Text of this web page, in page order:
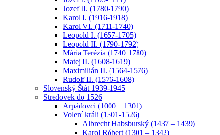
Jozef II. (1780-1790)
Karol I. (1916-1918)
Karol VI. (1711-1740)
Leopold I. (1657-1705)
Leopold II. (1790-1792)
Mária Terézia (1740-1780)
Matej II. (1608-1619)
Maximilián II. (1564-1576)
Rudolf II. (1576-1608)
Slovenský Štát 1939-1945
Stredovek do 1526
Arpádovci (1000 – 1301)
Volení králi (1301-1526)
Albrecht Habsburský (1437 – 1439)
Karol Róbert (1301 – 1342)